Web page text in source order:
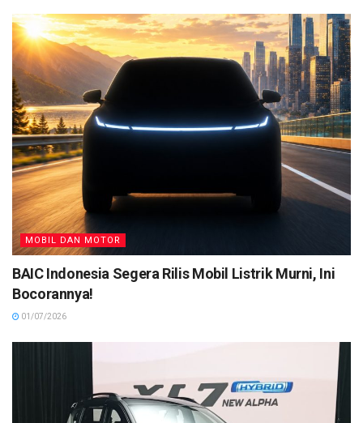
MOBIL DAN MOTOR
BAIC Indonesia Segera Rilis Mobil Listrik Murni, Ini
Bocorannya!
01/07/2026